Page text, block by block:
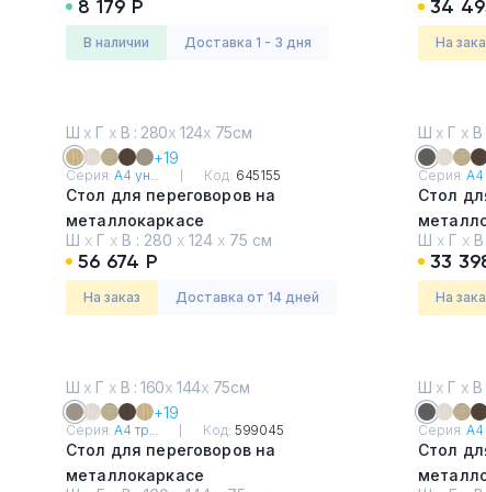
8 179 Р
в наличии Доставка 1 - 3 дня
34
На
Ш х Г х В : 280х 124х 75см
+19
Серия:А4 ун... Код: 645155
Стол для переговоров на
металлокаркасе
Натуральный дуб
Ш х Г х В : 280 х 124 х 75 см
56 674 Р
На заказ Доставка от 14 дней
Ш х Г х В
Серия:А4
Стол
Ш х Г х В
33
На
Ш х Г х В : 160х 144х 75см
+19
Серия:А4 тр... Код: 599045
Стол для переговоров на
металлокаркасе
Ш х Г х В
Серия:А4
Стол